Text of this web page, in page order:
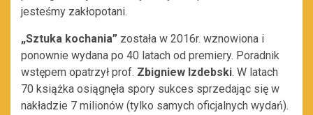
jesteśmy zakłopotani.
„Sztuka kochania” została w 2016r. wznowiona i
ponownie wydana po 40 latach od premiery. Poradnik
wstępem opatrzył prof. Zbigniew Izdebski. W latach
70 książka osiągnęła spory sukces sprzedając się w
nakładzie 7 milionów (tylko samych oficjalnych wydań).